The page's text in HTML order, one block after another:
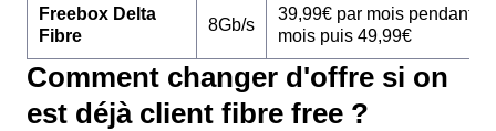
Freebox Delta
Fibre
8Gb/s
39,99€ par mois pendant 12
mois puis 49,99€
Comment changer d'offre si on
est déjà client fibre free ?